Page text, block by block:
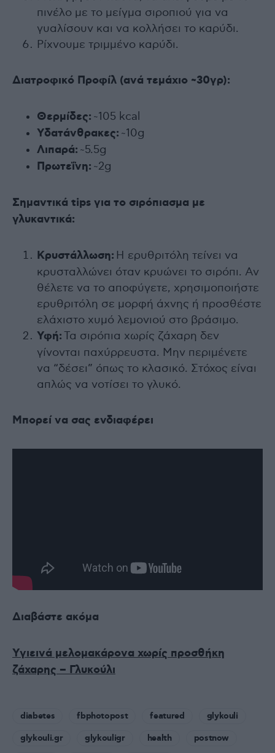
πινέλο με το μείγμα σιροπιού για να
γυαλίσουν και να κολλήσει το καρύδι.
Ρίχνουμε τριμμένο καρύδι.
Διατροφικό Προφίλ (ανά τεμάχιο ~30γρ):
Θερμίδες: ~105 kcal
Υδατάνθρακες: ~10g
Λιπαρά: ~5.5g
Πρωτεΐνη: ~2g
Σημαντικά tips για το σιρόπιασμα με
γλυκαντικά:
Κρυστάλλωση: Η ερυθριτόλη τείνει να
κρυσταλλώνει όταν κρυώνει το σιρόπι. Αν
θέλετε να το αποφύγετε, χρησιμοποιήστε
ερυθριτόλη σε μορφή άχνης ή προσθέστε
ελάχιστο χυμό λεμονιού στο βράσιμο.
Υφή:Τα σιρόπια χωρίς ζάχαρη δεν
γίνονται παχύρρευστα. Μην περιμένετε
να “δέσει” όπως το κλασικό. Στόχος είναι
απλώς να νοτίσει το γλυκό.
Μπορεί να σας ενδιαφέρει
Διαβάστε ακόμα
Υγιεινά μελομακάρονα χωρίς προσθήκη
ζάχαρης – Γλυκούλι
diabetes fbphotopost featured
glykouli
glykouli.gr
glykouligr health
postnow